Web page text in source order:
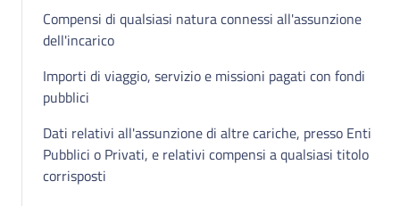
Compensi di qualsiasi natura connessi all'assunzione
dell'incarico
Importi di viaggio, servizio e missioni pagati con fondi
pubblici
Dati relativi all'assunzione di altre cariche, presso Enti
Pubblici o Privati, e relativi compensi a qualsiasi titolo
corrisposti